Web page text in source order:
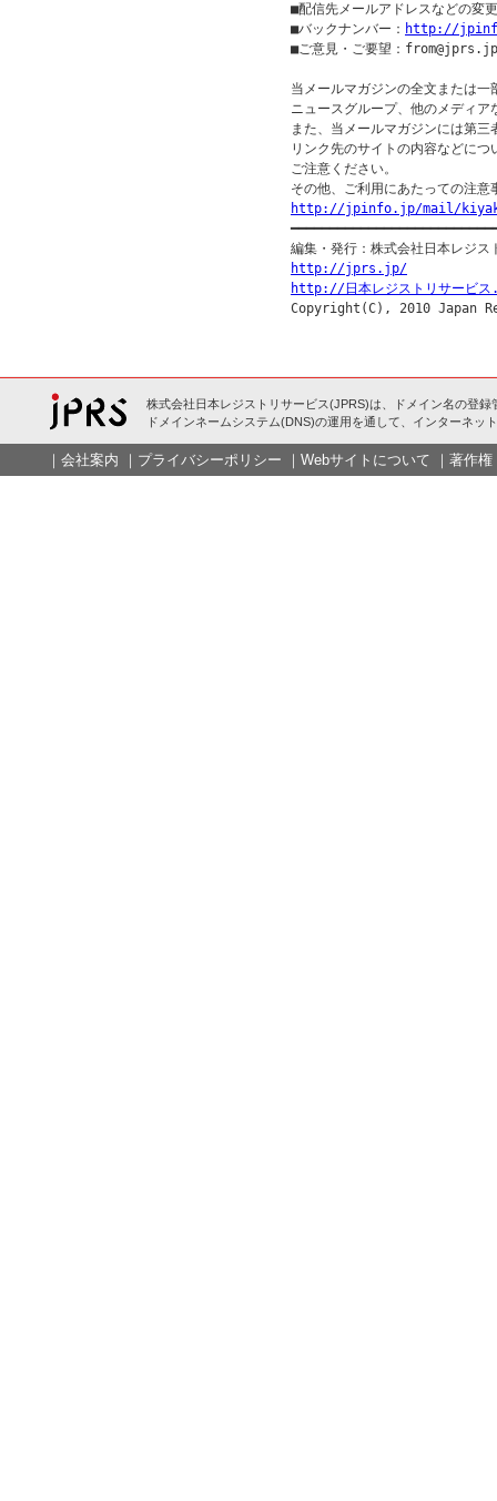
■配信先メールアドレスなどの変
■バックナンバー： http://
■ご意見・ご要望：from@jprs.jp
当メールマガジンの全文または
ニュースグループ、他のメディ
また、当メールマガジンには第
リンク先のサイトの内容などに
ご注意ください。
http://jpinfo.jp/mail/
http://jprs.jp/
http://日本レジストリサービ
株式会社日本レジストリサービス(JPRS)は、ドメイン名の登録
ドメインネームシステム(DNS)の運用を通して、インターネッ
｜ 会社案内 ｜ プライバシーポリシー ｜ Webサイトについて ｜ 著作権